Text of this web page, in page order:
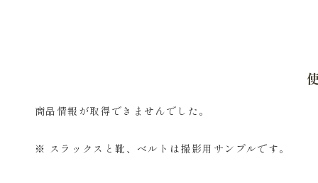
商品情報が取得できませんでした。
※ スラックスと靴、ベルトは撮影用サンプルです。